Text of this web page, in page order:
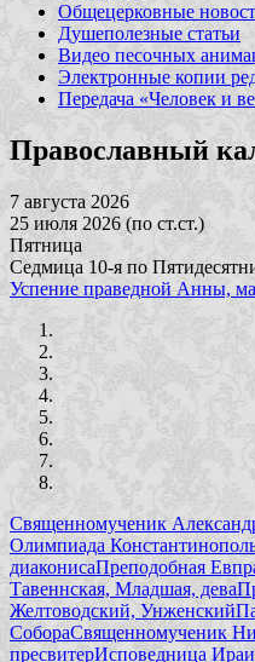
Общецерковные
Душеполезные статьи
Видео песочных
Электронные копии
Передача «Человек и
Православный
7 августа 2026
25 июля 2026 (по ст.ст.)
Пятница
Седмица 10-я по
Успение праведной Анны,
Священномученик
Олимпиада
диаконисаПреподобная
Тавеннская, Младшая, дева
Желтоводский, Унженский
СобораСвященномученик
пресвитерИсповедница